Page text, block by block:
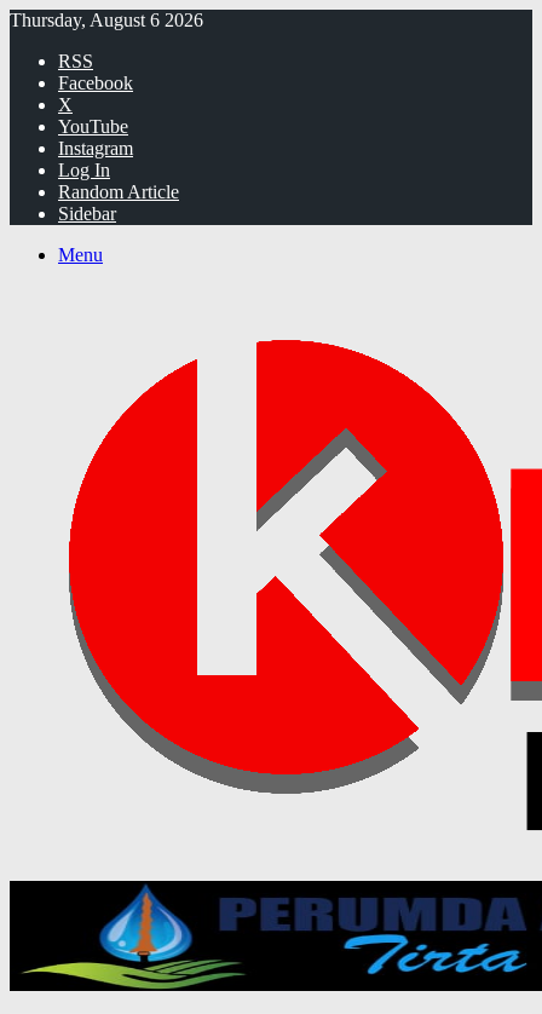
Thursday, August 6 2026
RSS
Facebook
X
YouTube
Instagram
Log In
Random Article
Sidebar
Menu